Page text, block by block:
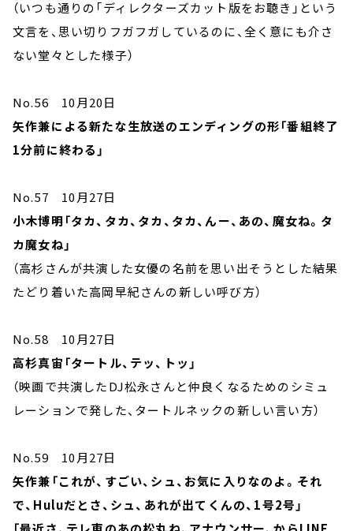
（いつも通りの「ディレクターズカット版をお聴き」という
文言を、思い切りフガフガしているのに、全く意にも介さ
ない堂々とした様子）
No.56 10月20日
矢作兼による新たな生放送のエンディングの形「番組終了
1分前に終わる」
No.57 10月27日
小木博明「タカ、タカ、タカ、タカ、んー、あの、魔女ね。タ
カ魔女ね」
（高杉さんが共演した女優の名前を思い出そうとした結果
たどり着いた高岡早紀さんの新しい呼び方）
No.58 10月27日
高杉真宙「タートル、テッ、トッ」
（映画で共演したDJ松永さんと仲良くなるためのシミュ
レーションで発した、タートルネックの新しい言い方）
No.59 10月27日
矢作兼「これが、すごい、シュ、お気に入りなのよ。それ
で、Huluだとさ、シュ、あれが出てくんの、1号2号」